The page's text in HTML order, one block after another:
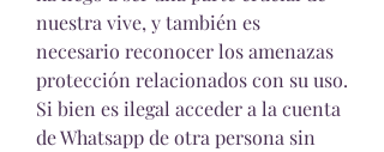
nuestra vive, y también es
necesario reconocer los amenazas
protección relacionados con su uso.
Si bien es ilegal acceder a la cuenta
de Whatsapp de otra persona sin